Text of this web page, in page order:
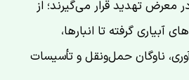
تهدید قرار می‌گیرند؛ از
آبیاری گرفته تا انبارها،
ناوگان حمل‌ونقل و تأسیسات